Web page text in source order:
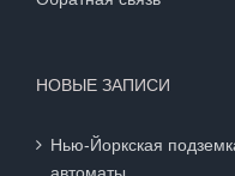
НОВЫЕ ЗАПИСИ
Нью-Йоркская